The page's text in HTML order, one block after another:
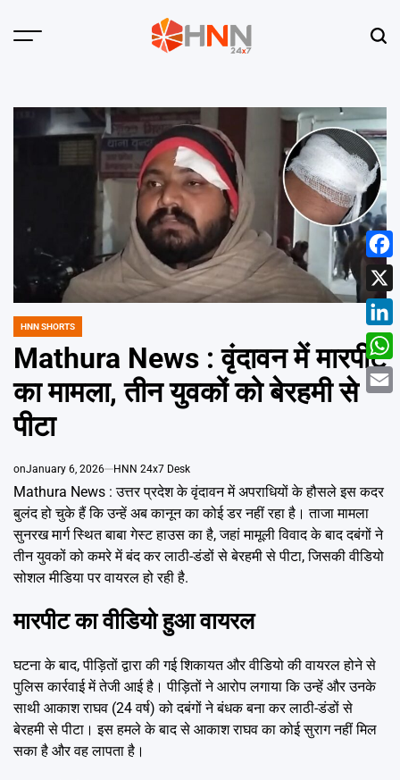
Menu
POSTED
HNN SHORTS
Mathura News : वृंदावन में मारपीट
का मामला, तीन युवकों को बेरहमी से
पीटा
onJanuary 6, 2026 HNN 24x7 Desk
Mathura News : उत्तर प्रदेश के वृंदावन में अपराधियों के हौसले इस कदर
बुलंद हो चुके हैं कि उन्हें अब कानून का कोई डर नहीं रहा है। ताजा मामला
सुनरख मार्ग स्थित बाबा गेस्ट हाउस का है, जहां मामूली विवाद के बाद दबंगों ने
तीन युवकों को कमरे में बंद कर लाठी-डंडों से बेरहमी से पीटा, जिसकी वीडियो
सोशल मीडिया पर वायरल हो रही है.
मारपीट का वीडियो हुआ वायरल
घटना के बाद, पीड़ितों द्वारा की गई शिकायत और वीडियो की वायरल होने से
पुलिस कार्रवाई में तेजी आई है। पीड़ितों ने आरोप लगाया कि उन्हें और उनके
साथी आकाश राघव (24 वर्ष) को दबंगों ने बंधक बना कर लाठी-डंडों से
बेरहमी से पीटा। इस हमले के बाद से आकाश राघव का कोई सुराग नहीं मिल
सका है और वह लापता है।
X